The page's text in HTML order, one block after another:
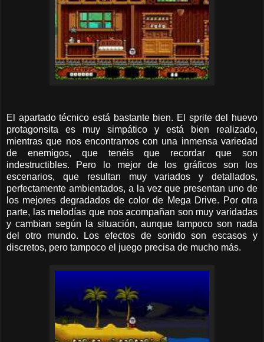
El apartado técnico está bastante bien. El sprite del huevo
protagonsita es muy simpático y está bien realizado,
mientras que nos encontramos con una inmensa variedad
de enemigos, que tenéis que recordar que son
indestructibles. Pero lo mejor de los gráficos son los
escenarios, que resultan muy variados y detallados,
perfectamente ambientados, a la vez que presentan uno de
los mejores degradados de color de Mega Drive. Por otra
parte, las melodías que nos acompañan son muy varidadas
y cambian según la situación, aunque tampoco son nada
del otro mundo. Los efectos de sonido son escasos y
discretos, pero tampoco el juego precisa de mucho más.